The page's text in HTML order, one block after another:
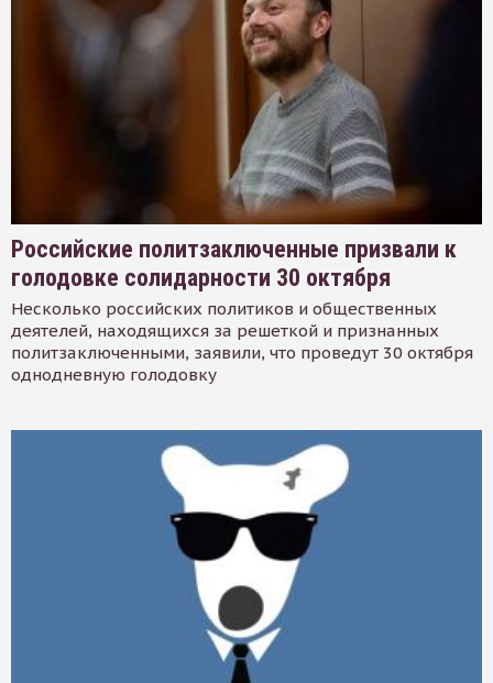
Российские политзаключенные призвали к
голодовке солидарности 30 октября
Несколько российских политиков и общественных
деятелей, находящихся за решеткой и признанных
политзаключенными, заявили, что проведут 30 октября
однодневную голодовку